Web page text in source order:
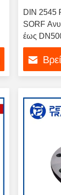
DIN 2545
SORF
έως